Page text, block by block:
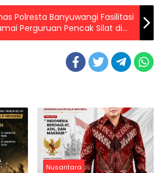
Polresta Banyuwangi Fasilitasi
Perguruan Pencak Silat di
Nusantara